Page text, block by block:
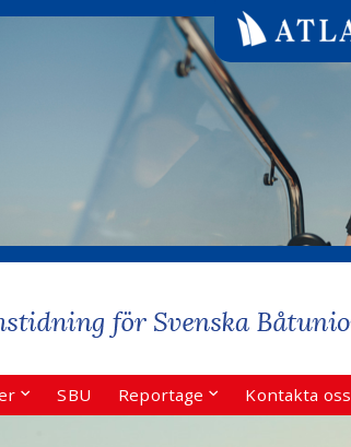
SBU Reportage Kontakta oss